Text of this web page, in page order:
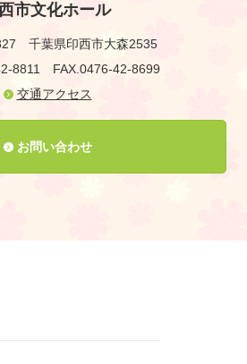
市文化ホール
千葉県印西市大森2535
8811 FAX.0476-42-8699
交通アクセス
お問い合わせ